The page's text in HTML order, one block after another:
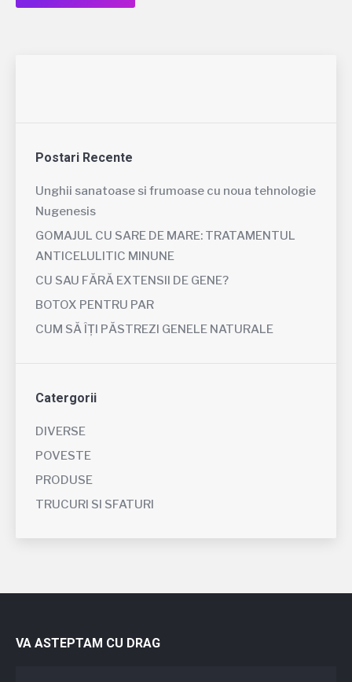
Postari Recente
Unghii sanatoase si frumoase cu noua tehnologie
Nugenesis
GOMAJUL CU SARE DE MARE: TRATAMENTUL
ANTICELULITIC MINUNE
CU SAU FĂRĂ EXTENSII DE GENE?
BOTOX PENTRU PAR
CUM SĂ ÎȚI PĂSTREZI GENELE NATURALE
Catergorii
DIVERSE
POVESTE
PRODUSE
TRUCURI SI SFATURI
VA ASTEPTAM CU DRAG